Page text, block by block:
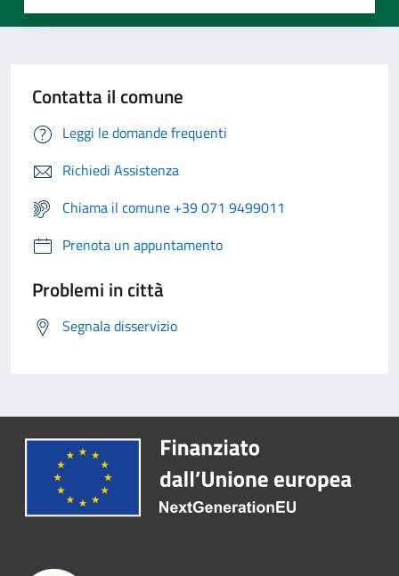
Contatta il comune
Leggi le domande frequenti
Richiedi Assistenza
Chiama il comune +39 071 9499011
Prenota un appuntamento
Problemi in città
Segnala disservizio